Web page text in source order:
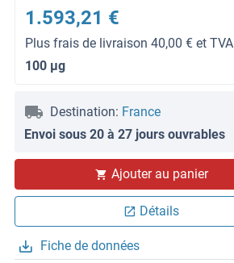
1.593,21 €
Plus frais de livraison 40,00 € et TVA
100 μg
Destination: France
Envoi sous 20 à 27 jours ouvrables
Ajouter au panier
Détails
Fiche de données